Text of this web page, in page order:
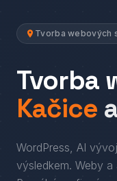
Tvorba webových
Tvorba
Kačice
WordPress, AI
výsledkem. Weby a